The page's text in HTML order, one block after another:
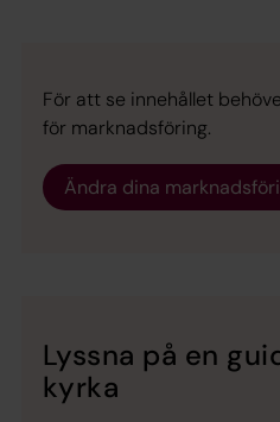
För att se innehållet
för marknadsföring.
Ändra dina
Lyssna på en
kyrka